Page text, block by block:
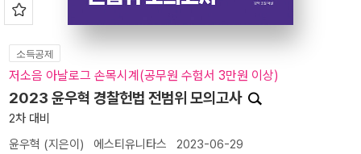
소득공제
저소음 아날로그 손목시계(공무원 수험서 3만원 이상)
2023 윤우혁 경찰헌법 전범위 모의고사
2차 대비
윤우혁 (지은이) 에스티유니타스 2023-06-29